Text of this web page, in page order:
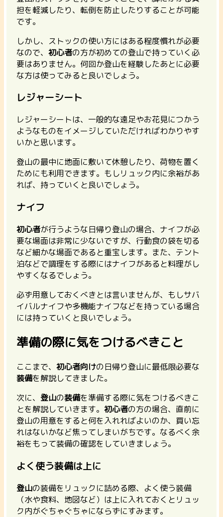
担を軽減したり、転倒を防止したりすることが可能
です。
しかし、ストックの使い方にはある程度慣れが必要
なので、 初心者の方が初めての登山で持っていく必
要はありません。何回か登山を経験したあとに必要
な方は使ってみると良いでしょう。
レジャーシート
レジャーシートは、一般的な遠足やお花見につかう
ようなものをイメージしていただければわかりやす
いかと思います。
登山の最中に地面に敷いて休憩したり、荷物を置く
ためにも利用できます。もしリュック内に余裕があ
れば、持っていくと良いでしょう。
ナイフ
初心者が行うような日帰り登山の場合、ナイフが必
要な場面は非常に少ないですが、行動食の袋を切る
など細かな場面であると重宝します。また、テント
泊などで調理をする際にはナイフがあると料理がし
やすくなるでしょう。
必ず用意しておくべきとは言いませんが、もしサバ
イバルナイフや多機能ナイフなどを持っている場合
には持っていくと良いでしょう。
準備の際に気をつけるべきこと
ここまで、 初心者向けの日帰り登山に最低限必要な
装備を解説してきました。
次に、 登山の装備を準備する際に気をつけるべきこ
とを解説していきます。 初心者の方の場合、直前に
登山の用意をすると何を入れればよいのか、買い忘
れはないかなど焦ってしまいがちです。なるべく余
裕をもって装備の確認をしていきましょう。
よく使う装備は上に
登山の装備をリュックに詰める際、よく使う装備
（水や食料、地図など）は上に入れておくとリュッ
ク内がぐちゃぐちゃにならずにすみます。